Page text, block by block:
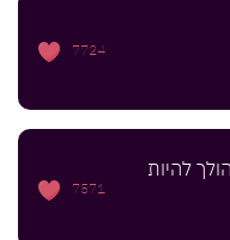
7724
להיות
7571